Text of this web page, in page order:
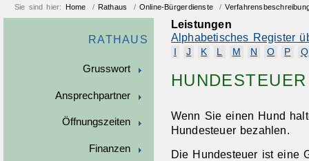
Sie sind hier: Home / Rathaus / Online-Bürgerdienste /
RATHAUS
Grusswort
Ansprechpartner
Öffnungszeiten
Finanzen
Leistungen
Alphabetisches Register
J K L M N O P Q
Wenn Sie einen Hund
Hundesteuer bezahlen.
Die Hundesteuer ist eine